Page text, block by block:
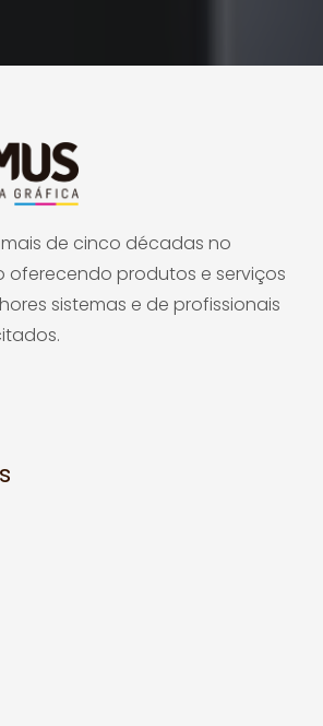
de cinco décadas no
oferecendo produtos e serviços
sistemas e de profissionais